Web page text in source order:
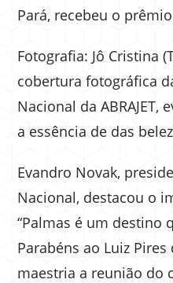
Pará, recebeu o
Fotografia: Jô Cristina
cobertura fotográfica
Nacional da ABRAJET,
a essência de das
Evandro Novak,
Nacional, destacou o
“Palmas é um destino
Parabéns ao Luiz
maestria a reunião do